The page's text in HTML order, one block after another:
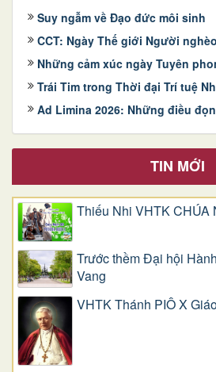
Suy ngẫm về Đạo đức môi sinh
CCT: Ngày Thế giới Người
Những cảm xúc ngày Tuyên
Trái Tim trong Thời đại Trí tuệ
Ad Limina 2026: Những điều
TIN MỚI
Thiếu Nhi VHTK CHÚA
Trước thềm Đại hội
Vang
VHTK Thánh PIÔ X